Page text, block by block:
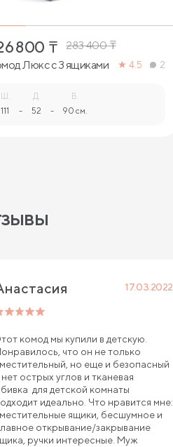
800 ₸ 283 400₸
Люкс с 3 ящиками
4.5 2
111 -
Д.
52 -
В.
90 см.
17.03.2022
комод мы купили в детскую.
что он не только
но еще и безопасный
нет острых углов и тканевая
для детской комнаты
идеально. Что нравится мне:
ящики, бесшумное и
открывание/закрывание
ручки интересные. Муж